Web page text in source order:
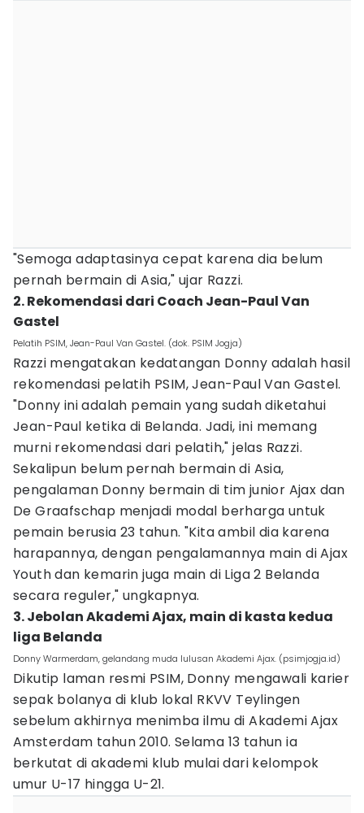
"Semoga adaptasinya cepat karena dia belum
pernah bermain di Asia," ujar Razzi.
2. Rekomendasi dari Coach Jean-Paul Van
Gastel
Pelatih PSIM, Jean-Paul Van Gastel. (dok. PSIM Jogja)
Razzi mengatakan kedatangan Donny adalah hasil
rekomendasi pelatih PSIM, Jean-Paul Van Gastel.
"Donny ini adalah pemain yang sudah diketahui
Jean-Paul ketika di Belanda. Jadi, ini memang
murni rekomendasi dari pelatih," jelas Razzi.
Sekalipun belum pernah bermain di Asia,
pengalaman Donny bermain di tim junior Ajax dan
De Graafschap menjadi modal berharga untuk
pemain berusia 23 tahun. "Kita ambil dia karena
harapannya, dengan pengalamannya main di Ajax
Youth dan kemarin juga main di Liga 2 Belanda
secara reguler," ungkapnya.
3. Jebolan Akademi Ajax, main di kasta kedua
liga Belanda
Donny Warmerdam, gelandang muda lulusan Akademi Ajax. (psimjogja.id)
Dikutip laman resmi PSIM, Donny mengawali karier
sepak bolanya di klub lokal RKVV Teylingen
sebelum akhirnya menimba ilmu di Akademi Ajax
Amsterdam tahun 2010. Selama 13 tahun ia
berkutat di akademi klub mulai dari kelompok
umur U-17 hingga U-21.